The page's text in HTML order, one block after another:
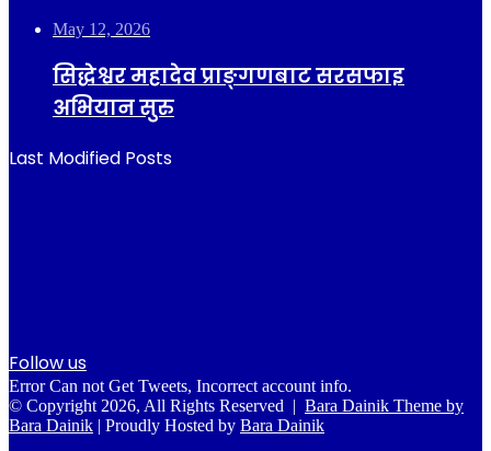
May 12, 2026
सिद्धेश्वर महादेव प्राङ्गणबाट सरसफाइ
अभियान सुरु
Last Modified Posts
Follow us
Error Can not Get Tweets, Incorrect account info.
© Copyright 2026, All Rights Reserved | Bara Dainik Theme by
Bara Dainik | Proudly Hosted by Bara Dainik